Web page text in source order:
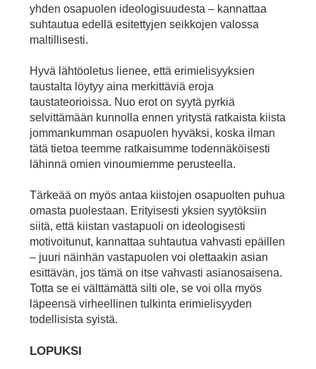
yhden osapuolen ideologisuudesta – kannattaa
suhtautua edellä esitettyjen seikkojen valossa
maltillisesti.
Hyvä lähtöoletus lienee, että erimielisyyksien
taustalta löytyy aina merkittäviä eroja
taustateorioissa. Nuo erot on syytä pyrkiä
selvittämään kunnolla ennen yritystä ratkaista kiista
jommankumman osapuolen hyväksi, koska ilman
tätä tietoa teemme ratkaisumme todennäköisesti
lähinnä omien vinoumiemme perusteella.
Tärkeää on myös antaa kiistojen osapuolten puhua
omasta puolestaan. Erityisesti yksien syytöksiin
siitä, että kiistan vastapuoli on ideologisesti
motivoitunut, kannattaa suhtautua vahvasti epäillen
– juuri näinhän vastapuolen voi olettaakin asian
esittävän, jos tämä on itse vahvasti asianosaisena.
Totta se ei välttämättä silti ole, se voi olla myös
läpeensä virheellinen tulkinta erimielisyyden
todellisista syistä.
LOPUKSI